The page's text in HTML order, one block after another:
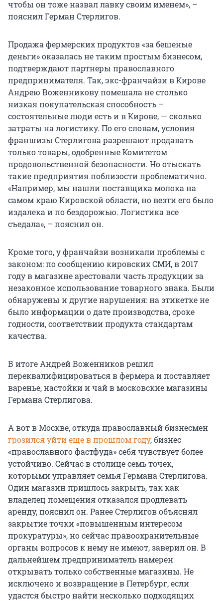
чтобы он тоже назвал лавку своим именем», –
пояснил Герман Стерлигов.
Продажа фермерских продуктов «за бешеные
деньги» оказалась не таким простым бизнесом,
подтверждают партнеры православного
предпринимателя. Так, экс-франчайзи в Кирове
Андрею Воженникову помешала не столько
низкая покупательская способность –
состоятельные люди есть и в Кирове, — сколько
затраты на логистику. По его словам, условия
франшизы Стерлигова разрешают продавать
только товары, одобренные Комитетом
продовольственной безопасности. Но отыскать
такие предприятия поблизости проблематично.
«Например, мы нашли поставщика молока на
самом краю Кировской области, но везти его было
издалека и по бездорожью. Логистика все
съедала», – пояснил он.
Кроме того, у франчайзи возникали проблемы с
законом: по сообщению кировских СМИ, в 2017
году в магазине арестовали часть продукции за
незаконное использование товарного знака. Были
обнаружены и другие нарушения: на этикетке не
было информации о дате производства, сроке
годности, соответствии продукта стандартам
качества.
В итоге Андрей Воженников решил
переквалифицироваться в фермера и поставляет
варенье, настойки и чай в московские магазины
Германа Стерлигова.
А вот в Москве, откуда православный бизнесмен
грозился уйти еще в прошлом году, бизнес
«православного фастфуда» себя чувствует более
устойчиво. Сейчас в столице семь точек,
которыми управляет семья Германа Стерлигова.
Один магазин пришлось закрыть, так как
владелец помещения отказался продлевать
аренду, пояснил он. Ранее Стерлигов объяснял
закрытие точки «повышенным интересом
прокуратуры», но сейчас правоохранительные
органы вопросов к нему не имеют, заверил он. В
дальнейшем предприниматель намерен
открывать только собственные магазины. Не
исключено и возвращение в Петербург, если
удастся быстро найти несколько подходящих